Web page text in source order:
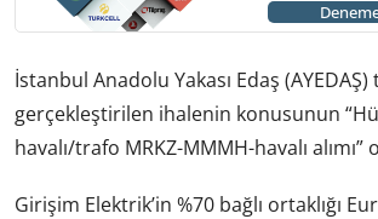
İstanbul Anadolu Yakası Edaş (AYEDAŞ)
gerçekleştirilen ihalenin konusunun
havalı/trafo MRKZ-MMMH-havalı
Girişim Elektrik’in %70 bağlı ortaklığı